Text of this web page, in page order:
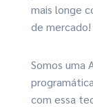
mais longe
de mercado!
Somos uma
com essa